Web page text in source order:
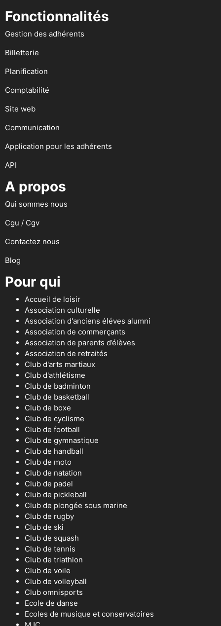
Fonctionnalités
Gestion des adhérents
Billetterie
Planification
Comptabilité
Site web
Communication
Application pour les adhérents
API
A propos
Qui sommes nous
Cgu / Cgv
Contactez nous
Blog
Pour qui
Accueil de loisir
Association culturelle
Association d'anciens éléves alumni
Association de commerçants
Association de parents d’élèves
Association de retraités
Club d'arts martiaux
Club d'athlétisme
Club de badminton
Club de basketball
Club de boxe
Club de cyclisme
Club de football
Club de gymnastique
Club de handball
Club de moto
Club de natation
Club de padel
Club de pickleball
Club de plongée sous marine
Club de rugby
Club de ski
Club de squash
Club de tennis
Club de triathlon
Club de voile
Club de volleyball
Club omnisports
Ecole de danse
Ecoles de musique et conservatoires